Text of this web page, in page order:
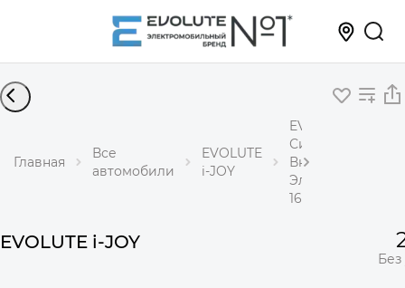
Главная
Все
автомобили
EVOLUTE
i-JOY
EVOLUTE i-JOY
Сити+
Внедорожник
Электричество
163 л.с. АКПП
EVOLUTE i-JOY